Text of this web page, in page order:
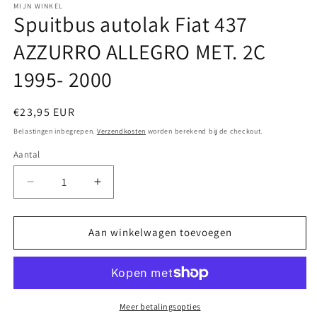
openen
in
modaal
MIJN WINKEL
Spuitbus autolak Fiat 437
AZZURRO ALLEGRO MET. 2C
1995- 2000
Normale
prijs
€23,95 EUR
Belastingen inbegrepen. Verzendkosten worden berekend bij de checkout.
Aantal
Aantal
verlagen
voor
autolak
AZZURRO
Aantal
verhogen
voor
Spuitbus
autolak
437
AZZURRO
ALLEGRO
Aan winkelwagen toevoegen
Meer betalingsopties